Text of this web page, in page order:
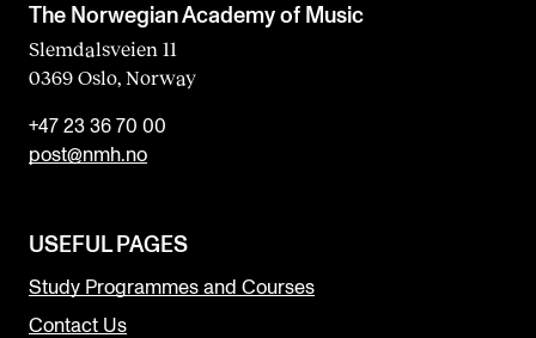
The Norwegian Academy of Music
Slemdalsveien 11
0369 Oslo, Norway
+47 23 36 70 00
post@nmh.no
USEFUL PAGES
Study Programmes and Courses
Contact Us